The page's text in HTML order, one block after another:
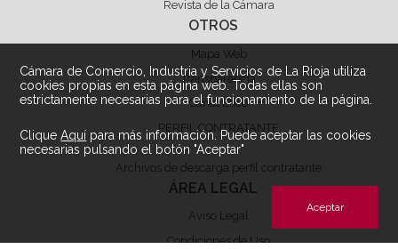
Cámara de Comercio, Industria y Servicios de La Rioja utiliza
cookies propias en esta página web. Todas ellas son
estrictamente necesarias para el funcionamiento de la página.
CliqueAquí para más información. Puede aceptar las cookies
necesarias pulsando el botón "Aceptar"
Aceptar
Revista de la Cámara
OTROS
Mapa Web
Transparencia
Canal Ético
PERFIL CONTRATANTE
Archivos de descarga perfil contratante
ÁREA LEGAL
Aviso Legal
Condiciones de Uso